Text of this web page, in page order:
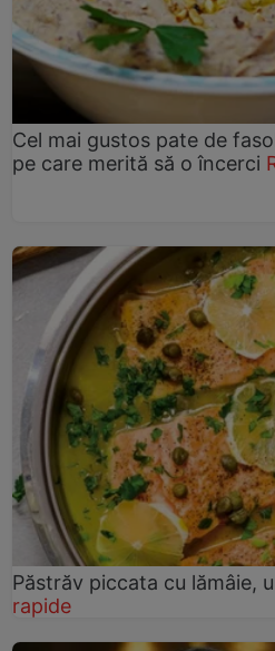
Cel mai gustos pate de
pe care merită să o încerci
Păstrăv piccata cu lămâie,
rapide